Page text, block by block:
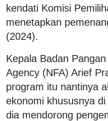
kendati Komisi
menetapkan
(2024).
Kepala Badan
Agency (NFA) Arief
program itu nantinya
ekonomi khususnya
dia mendorong